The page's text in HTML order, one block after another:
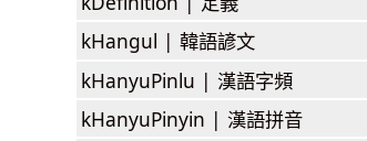
kHangul | 韓語諺文
kHanyuPinlu | 漢語字頻
kHanyuPinyin | 漢語拼音